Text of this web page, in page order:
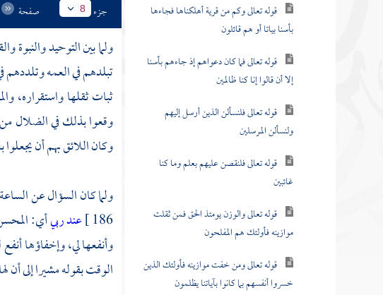
قوله تعالى وكم من قرية أهلكناها فجاءها
بأسنا بياتا أو هم قائلون
قوله تعالى فما كان دعواهم إذ جاءهم بأسنا
إلا أن قالوا إنا كنا ظالمين
قوله تعالى فلنسألن الذين أرسل إليهم
ولنسألن المرسلين
قوله تعالى فلنقصن عليهم بعلم وما كنا
غائبين
قوله تعالى والوزن يومئذ الحق فمن ثقلت
موازينه فأولئك هم المفلحون
قوله تعالى ومن خفت موازينه فأولئك الذين
خسروا أنفسهم بما كانوا بآياتنا يظلمون
جزء 8 صفحة
ولما بين التوحيد
تبلدهم في العمه وتلددهم
ثبات ثقلها واستقراره،
وقعوا بذلك في الضلال
وكان اللائق بهم أن
ولما كان السؤال عن
186 ] عند ربيأي:
وأنفعها لي، وإخفاؤها
الوقت بقوله مشيرا إلى أن